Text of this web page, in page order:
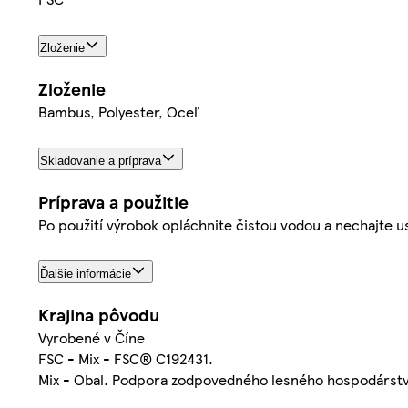
Zloženie
Zloženie
Bambus, Polyester, Oceľ
Skladovanie a príprava
Príprava a použitie
Po použití výrobok opláchnite čistou vodou a nechajte
Ďalšie informácie
Krajina pôvodu
Vyrobené v Číne
FSC - Mix - FSC® C192431.
Mix - Obal. Podpora zodpovedného lesného